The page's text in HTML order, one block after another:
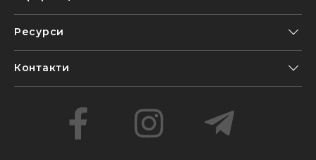
Ресурси
Контакти